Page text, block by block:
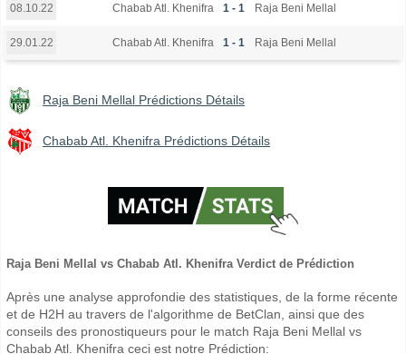
08.10.22 Chabab Atl. Khenifra 1 - 1 Raja Beni Mellal
29.01.22 Chabab Atl. Khenifra 1 - 1 Raja Beni Mellal
Raja Beni Mellal Prédictions Détails
Chabab Atl. Khenifra Prédictions Détails
Raja Beni Mellal vs Chabab Atl. Khenifra Verdict de Prédiction
Après une analyse approfondie des statistiques, de la forme récente
et de H2H au travers de l'algorithme de BetClan, ainsi que des
conseils des pronostiqueurs pour le match Raja Beni Mellal vs
Chabab Atl. Khenifra ceci est notre Prédiction: